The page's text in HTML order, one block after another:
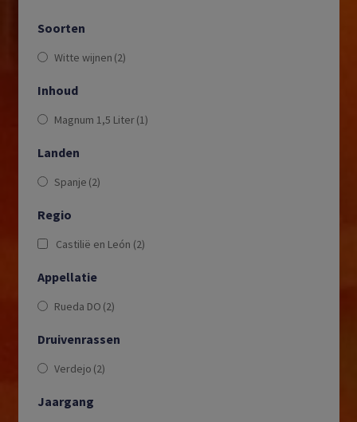
Soorten
Witte wijnen (2)
Inhoud
Magnum 1,5 Liter(1)
Landen
Spanje (2)
Regio
Castilië en León (2)
Appellatie
Rueda DO (2)
Druivenrassen
Verdejo (2)
Jaargang